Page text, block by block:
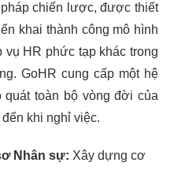
chiến lược, được thiết
khai thành công mô hình
vụ HR phức tạp khác trong
GoHR cung cấp một hệ
quát toàn bộ vòng đời của
khi nghỉ việc.
Nhân sự: Xây dựng cơ